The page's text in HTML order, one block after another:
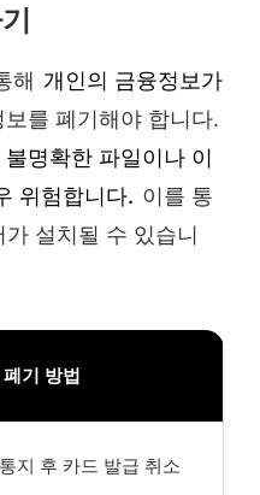
해 개인의 금융정보가
를 폐기해야 합니다.
명확한 파일이나 이
위험합니다. 이를 통
설치될 수 있습니
폐기 방법
지 후 카드 발급 취소